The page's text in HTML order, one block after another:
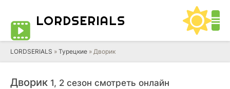
LORDSERIALS
LORDSERIALS » Турецкие » Дворик
Дворик 1, 2 сезон смотреть онлайн